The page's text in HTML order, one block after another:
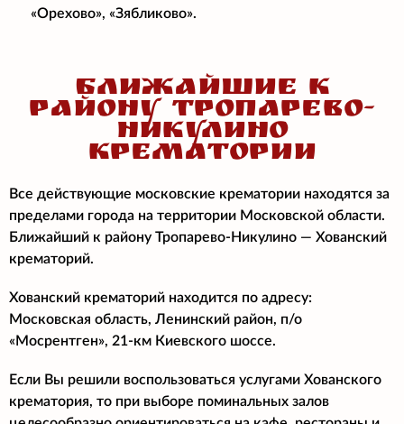
«Орехово», «Зябликово».
БЛИЖАЙШИЕ К
РАЙОНУ ТРОПАРЕВО-
НИКУЛИНО
КРЕМАТОРИИ
Все действующие московские крематории находятся за
пределами города на территории Московской области.
Ближайший к району Тропарево-Никулино — Хованский
крематорий.
Хованский крематорий находится по адресу:
Московская область, Ленинский район, п/о
«Мосрентген», 21-км Киевского шоссе.
Если Вы решили воспользоваться услугами Хованского
крематория, то при выборе поминальных залов